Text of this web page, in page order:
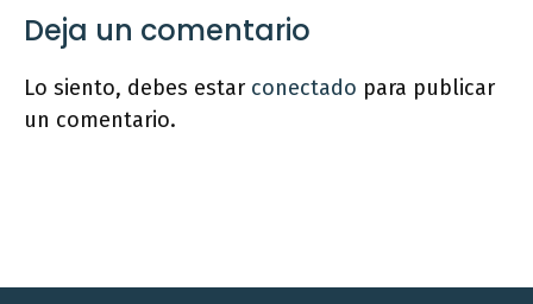
Deja un comentario
Lo siento, debes estar conectado para publicar
un comentario.